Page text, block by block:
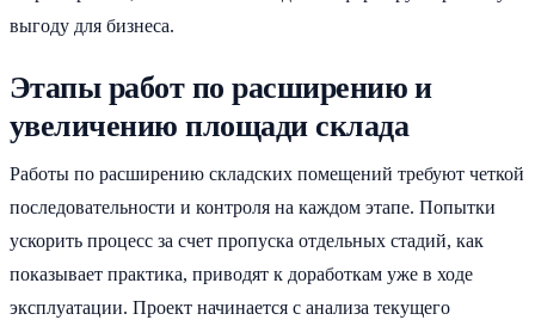
выгоду для бизнеса.
Этапы работ по расширению и
увеличению площади склада
Работы по расширению складских помещений требуют четкой
последовательности и контроля на каждом этапе. Попытки
ускорить процесс за счет пропуска отдельных стадий, как
показывает практика, приводят к доработкам уже в ходе
эксплуатации. Проект начинается с анализа текущего